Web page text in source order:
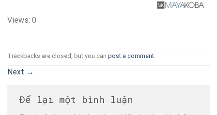
Views: 0
Trackbacks are closed, but you can post a comment.
Next →
Để lại một bình luận